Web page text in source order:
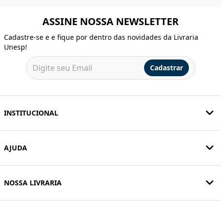
ASSINE NOSSA NEWSLETTER
Cadastre-se e e fique por dentro das novidades da Livraria
Unesp!
Cadastrar
INSTITUCIONAL
AJUDA
NOSSA LIVRARIA